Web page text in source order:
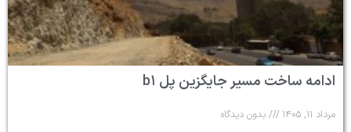
ادامه ساخت مسیر جایگزین پل b۱
مرداد ۱۱, ۱۴۰۵ بدون دیدگاه